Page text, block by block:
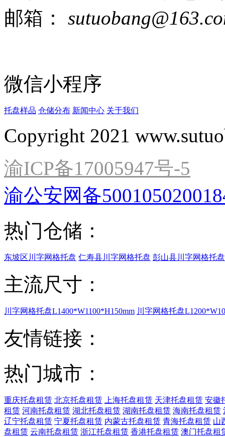
邮箱：
微信小程序
托盘样品 仓储分布 新闻中心 关于我们
Copyright 2021
渝ICP备17005947号-5
渝公安网备
热门仓储：
东坡区川字网格托盘 仁寿县川字网格托盘 彭山县川字网格托盘
主流尺寸：
川字网格托盘L1400*W1100*H150mm 川字网格托盘
友情链接：
热门城市：
重庆托盘租赁 北京托盘租赁 上海托盘租赁 天津托盘租赁 安徽
租赁 河南托盘租赁 湖北托盘租赁 湖南托盘租赁 海南托盘租赁
辽宁托盘租赁 宁夏托盘租赁 内蒙古托盘租赁 青海托盘租赁 山
盘租赁 云南托盘租赁 浙江托盘租赁 香港托盘租赁 澳门托盘租